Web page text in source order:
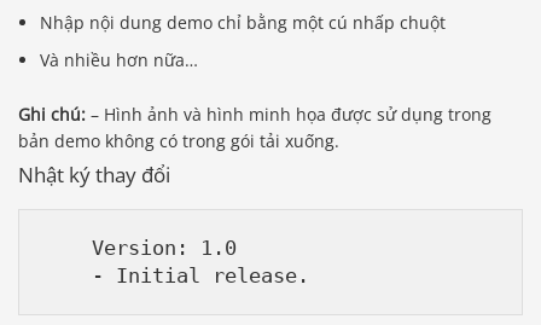
Nhập nội dung demo chỉ bằng một cú nhấp chuột
Và nhiều hơn nữa…
Ghi chú: – Hình ảnh và hình minh họa được sử dụng trong
bản demo không có trong gói tải xuống.
Nhật ký thay đổi
    Version: 1.0